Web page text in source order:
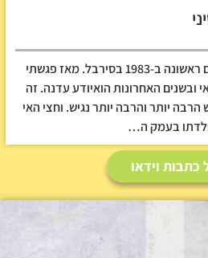
את גידול האופיום ראיתי פעם ראשונה ב-1983 בסירבל. מאז פגשתי
ובשנים האחרונות הואיודע עדנה. זה
היום יש הרבה יותר והרבה יותר נגיש. וחצי האי
בעמק ה…
כתבות וידאו